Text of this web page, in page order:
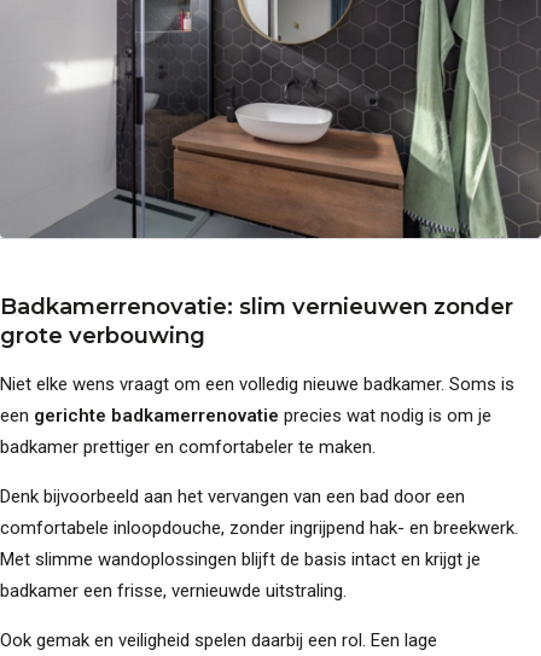
Badkamerrenovatie: slim vernieuwen zonder
grote verbouwing
Niet elke wens vraagt om een volledig nieuwe badkamer. Soms is
een gerichte badkamerrenovatie precies wat nodig is om je
badkamer prettiger en comfortabeler te maken.
Denk bijvoorbeeld aan het vervangen van een bad door een
comfortabele inloopdouche, zonder ingrijpend hak- en breekwerk.
Met slimme wandoplossingen blijft de basis intact en krijgt je
badkamer een frisse, vernieuwde uitstraling.
Ook gemak en veiligheid spelen daarbij een rol. Een lage